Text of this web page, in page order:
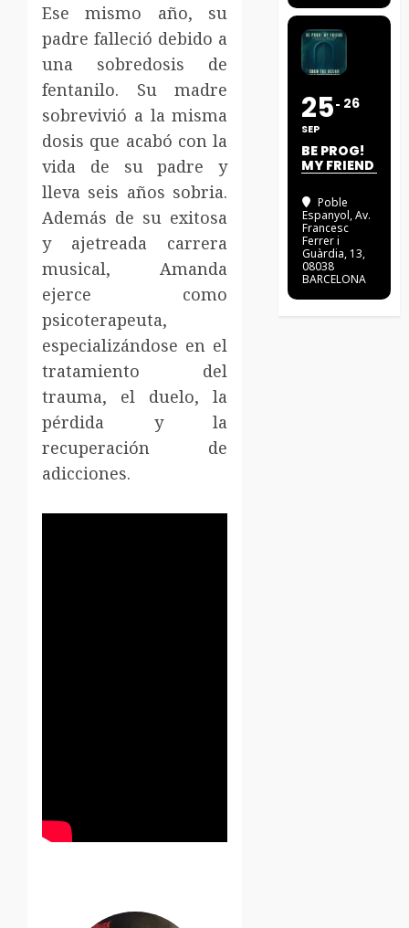
Ese mismo año, su
padre falleció debido a
una sobredosis de
fentanilo. Su madre
sobrevivió a la misma
dosis que acabó con la
vida de su padre y
lleva seis años sobria.
Además de su exitosa
y ajetreada carrera
musical, Amanda
ejerce como
psicoterapeuta,
especializándose en el
tratamiento del
trauma, el duelo, la
pérdida y la
recuperación de
adicciones.
25
SEP
26
BE PROG!
MY FRIEND
Poble
Espanyol, Av.
Francesc
Ferrer i
Guàrdia, 13,
08038
BARCELONA